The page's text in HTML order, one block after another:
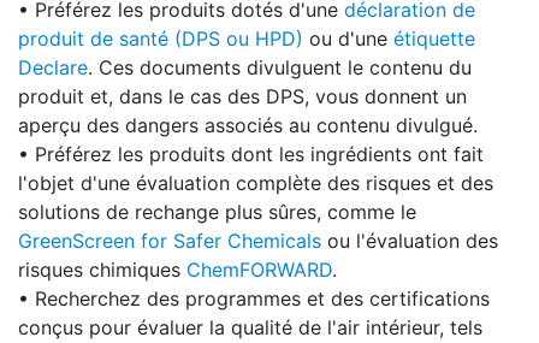
• Préférez les produits dotés d'une déclaration de
produit de santé (DPS ou HPD) ou d'une étiquette
Declare. Ces documents divulguent le contenu du
produit et, dans le cas des DPS, vous donnent un
aperçu des dangers associés au contenu divulgué.
• Préférez les produits dont les ingrédients ont fait
l'objet d'une évaluation complète des risques et des
solutions de rechange plus sûres, comme le
GreenScreen for Safer Chemicals ou l'évaluation des
risques chimiques ChemFORWARD.
• Recherchez des programmes et des certifications
conçus pour évaluer la qualité de l'air intérieur, tels